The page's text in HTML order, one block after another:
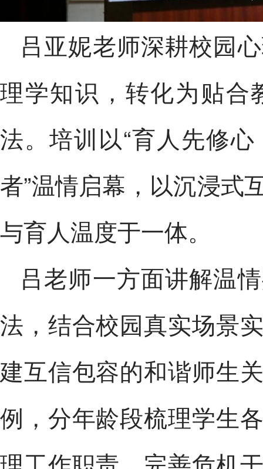
吕亚妮老师深耕校园
理学知识，转化为贴合
法。培训以“育人先修
者”温情启幕，以沉浸式
与育人温度于一体。
吕老师一方面讲解温
法，结合校园真实场景
建互信包容的和谐师生
例，分年龄段梳理学生